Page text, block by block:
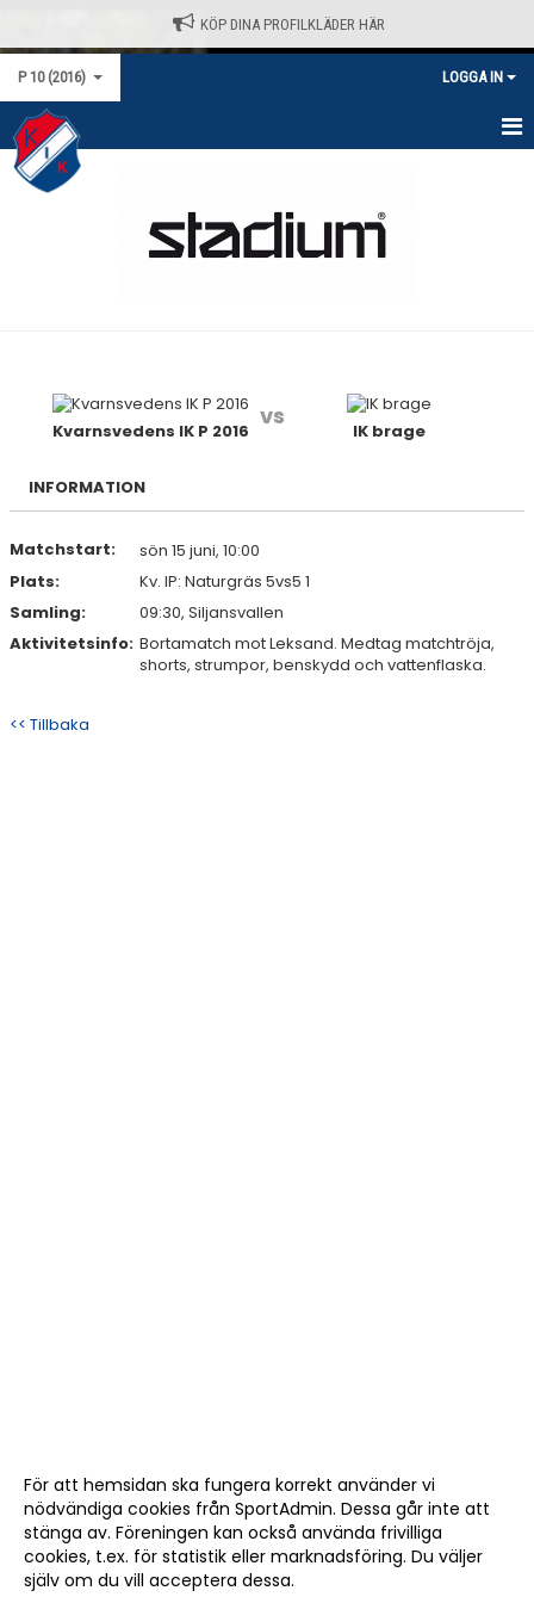
KÖP DINA PROFILKLÄDER HÄR
P 10 (2016) LOGGA IN
HEM
BILDGALLERI
DOKUMENT
Kvarnsvedens IK P 2016
vs
IK brage
INFORMATION
Matchstart:
sön 15 juni, 10:00
Plats:
Kv. IP: Naturgräs 5vs5 1
Samling:
09:30, Siljansvallen
Aktivitetsinfo: Bortamatch mot Leksand. Medtag matchtröja,
shorts, strumpor, benskydd och vattenflaska.
<< Tillbaka
För att hemsidan ska fungera korrekt använder vi
nödvändiga cookies från SportAdmin. Dessa går inte att
stänga av. Föreningen kan också använda frivilliga
cookies, t.ex. för statistik eller marknadsföring. Du väljer
själv om du vill acceptera dessa.